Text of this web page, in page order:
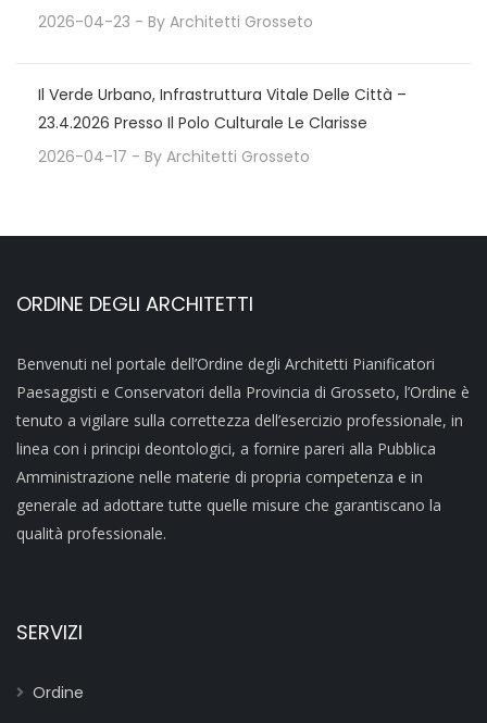
2026-04-23 - By Architetti Grosseto
Il Verde Urbano, Infrastruttura Vitale Delle Città –
23.4.2026 Presso Il Polo Culturale Le Clarisse
2026-04-17 - By Architetti Grosseto
ORDINE DEGLI ARCHITETTI
Benvenuti nel portale dell’Ordine degli Architetti Pianificatori
Paesaggisti e Conservatori della Provincia di Grosseto, l’Ordine è
tenuto a vigilare sulla correttezza dell’esercizio professionale, in
linea con i principi deontologici, a fornire pareri alla Pubblica
Amministrazione nelle materie di propria competenza e in
generale ad adottare tutte quelle misure che garantiscano la
qualità professionale.
SERVIZI
Ordine